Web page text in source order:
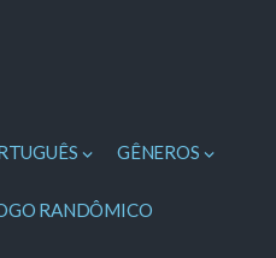
GÊNEROS
RANDÔMICO